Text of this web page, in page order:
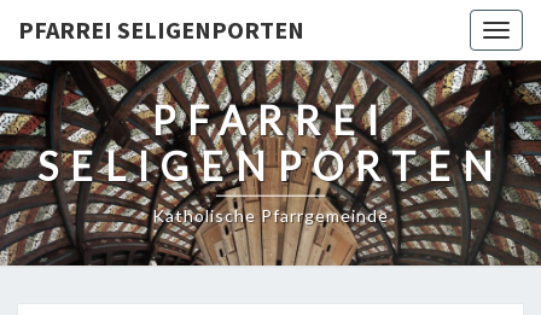
PFARREI SELIGENPORTEN
PFARREI
SELIGENPORTEN
Katholische Pfarrgemeinde